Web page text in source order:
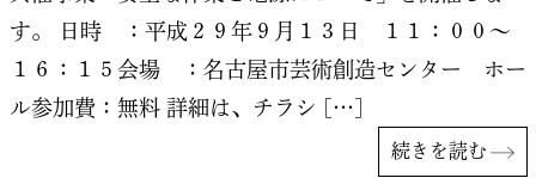
す。 日時 ：平成２９年９月１３日 １１：００～
１６：１５会場 ：名古屋市芸術創造センター ホー
ル参加費：無料 詳細は、チラシ […]
続きを読む